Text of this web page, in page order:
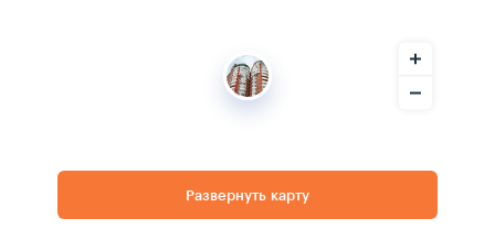
Развернуть карту